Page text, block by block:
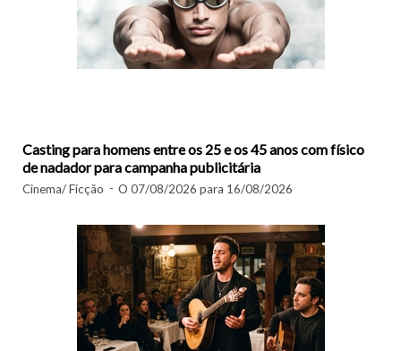
Casting para homens entre os 25 e os 45 anos com físico
de nadador para campanha publicitária
Cinema/ Ficção O 07/08/2026 para 16/08/2026